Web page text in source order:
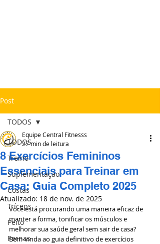
Post
TODOS
Treino
Suplementação
Costas
Tríceps
Peito
Pernas
TODOS
8 Exercícios Femininos
Essenciais para Treinar em
Casa: Guia Completo 2025
Equipe Central Fitnesss
27 min de leitura
Atualizado: 18 de nov. de 2025
Você está procurando uma maneira eficaz de
manter a forma, tonificar os músculos e
melhorar sua saúde geral sem sair de casa?
Bem-vinda ao guia definitivo de exercícios